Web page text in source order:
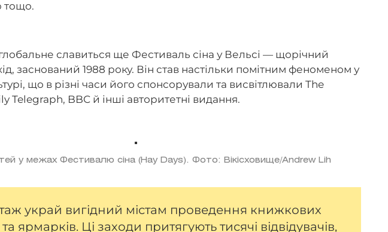
тощо.
славиться ще Фестиваль сіна у Вельсі — щорічний
заснований 1988 року. Він став настільки помітним феноменом у
що в різні часи його спонсорували та висвітлювали The
Telegraph, BBC й інші авторитетні видання.
у межах Фестивалю сіна (Hay Days). Фото: Вікісховище/Andrew Lih
украй вигідний містам проведення книжкових
ярмарків. Ці заходи притягують тисячі відвідувачів,